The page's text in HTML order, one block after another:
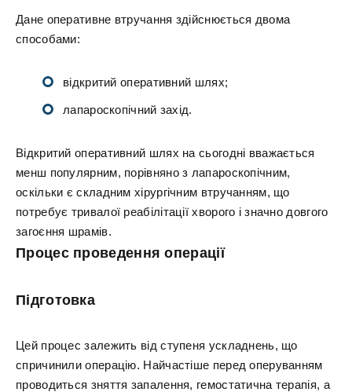
Дане оперативне втручання здійснюється двома
способами:
відкритий оперативний шлях;
лапароскопічний захід.
Відкритий оперативний шлях на сьогодні вважається
менш популярним, порівняно з лапароскопічним,
оскільки є складним хірургічним втручанням, що
потребує тривалої реабілітації хворого і значно довгого
загоєння шрамів.
Процес проведення операції
Підготовка
Цей процес залежить від ступеня ускладнень, що
спричинили операцію. Найчастіше перед оперуванням
проводиться зняття запалення, гемостатична терапія, а